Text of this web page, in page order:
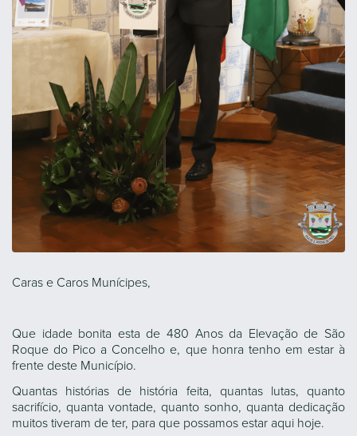
Caras e Caros Munícipes,
Que idade bonita esta de 480 Anos da Elevação de São
Roque do Pico a Concelho e, que honra tenho em estar à
frente deste Município.
Quantas histórias de história feita, quantas lutas, quanto
sacrifício, quanta vontade, quanto sonho, quanta dedicação
muitos tiveram de ter, para que possamos estar aqui hoje.